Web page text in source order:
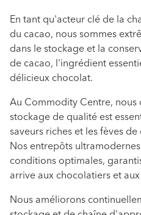
En tant qu'acteur clé de la
du cacao, nous sommes
dans le stockage et la
de cacao, l'ingrédient
délicieux chocolat.
Au Commodity Centre, nous
stockage de qualité est
saveurs riches et les fèves
Nos entrepôts
conditions optimales,
arrive aux chocolatiers et
Nous améliorons